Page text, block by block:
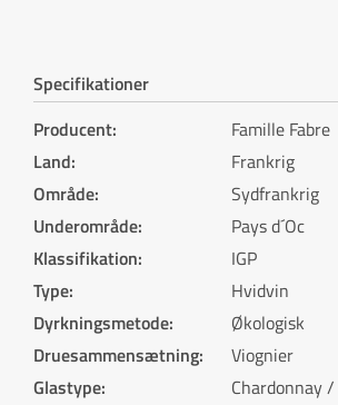
Specifikationer
Producent:
Famille Fabre
Land:
Frankrig
Område:
Sydfrankrig
Underområde:
Pays d´Oc
Klassifikation:
IGP
Type:
Hvidvin
Dyrkningsmetode:
Økologisk
Druesammensætning:
Viognier
Glastype:
Chardonnay